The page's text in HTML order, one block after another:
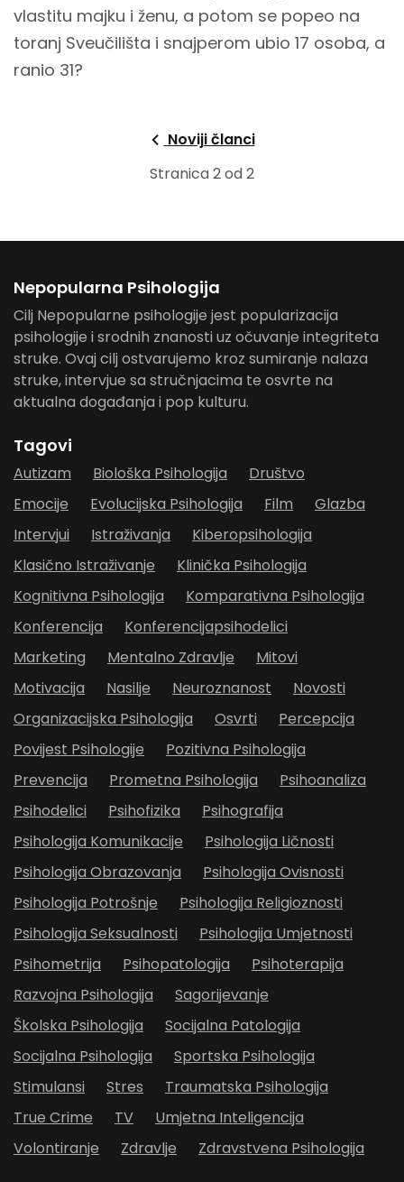
vlastitu majku i ženu, a potom se popeo na
toranj Sveučilišta i snajperom ubio 17 osoba, a
ranio 31?
Noviji članci
Stranica 2 od 2
Nepopularna Psihologija
Cilj Nepopularne psihologije jest popularizacija
psihologije i srodnih znanosti uz očuvanje integriteta
struke. Ovaj cilj ostvarujemo kroz sumiranje nalaza
struke, intervjue sa stručnjacima te osvrte na
aktualna događanja i pop kulturu.
Tagovi
Autizam Biološka Psihologija
Društvo
Emocije
Evolucijska Psihologija Film
Glazba
Intervjui
Istraživanja
Kiberopsihologija
Klasično Istraživanje
Klinička Psihologija
Kognitivna Psihologija
Komparativna Psihologija
Konferencija
Konferencijapsihodelici
Marketing
Mentalno Zdravlje
Mitovi
Motivacija
Nasilje Neuroznanost
Novosti
Organizacijska Psihologija
Osvrti
Percepcija
Povijest Psihologije
Pozitivna Psihologija
Prevencija
Prometna Psihologija
Psihoanaliza
Psihodelici
Psihofizika
Psihografija
Psihologija Komunikacije
Psihologija Ličnosti
Psihologija Obrazovanja
Psihologija Ovisnosti
Psihologija Potrošnje
Psihologija Religioznosti
Psihologija Seksualnosti
Psihologija Umjetnosti
Psihometrija
Psihopatologija
Psihoterapija
Razvojna Psihologija
Sagorijevanje
Školska Psihologija
Socijalna Patologija
Socijalna Psihologija
Sportska Psihologija
Stimulansi
Stres
Traumatska Psihologija
True Crime
TV
Umjetna Inteligencija
Volontiranje
Zdravlje Zdravstvena Psihologija